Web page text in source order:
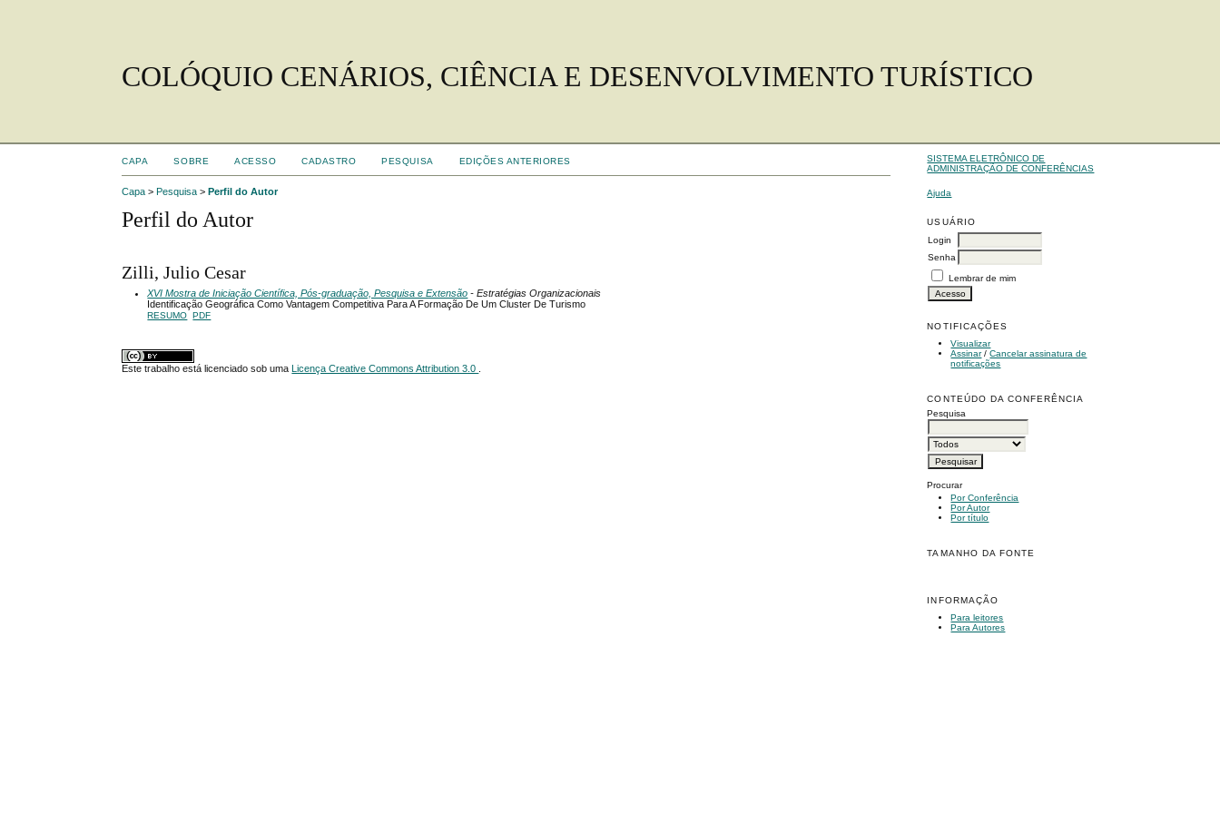
COLÓQUIO CENÁRIOS, CIÊNCIA E DESENVOLVIMENTO TURÍSTICO
SISTEMA ELETRÔNICO DE
ADMINISTRAÇÃO DE CONFERÊNCIAS
Ajuda
USUÁRIO
Login
Senha
Lembrar de mim
NOTIFICAÇÕES
Visualizar
Assinar/Cancelar assinatura de
notificações
CONTEÚDO DA CONFERÊNCIA
Pesquisa
Procurar
Por Conferência
Por Autor
Por título
TAMANHO DA FONTE
INFORMAÇÃO
Para leitores
Para Autores
CAPA SOBRE ACESSO CADASTRO PESQUISA EDIÇÕES ANTERIORES
Capa >Pesquisa >Perfil do Autor
Perfil do Autor
Zilli, Julio Cesar
XVI Mostra de Iniciação Científica, Pós-graduação, Pesquisa e Extensão - Estratégias Organizacionais
Identificação Geográfica Como Vantagem Competitiva Para A Formação De Um Cluster De Turismo
RESUMO PDF
Este trabalho está licenciado sob uma Licença Creative Commons Attribution 3.0